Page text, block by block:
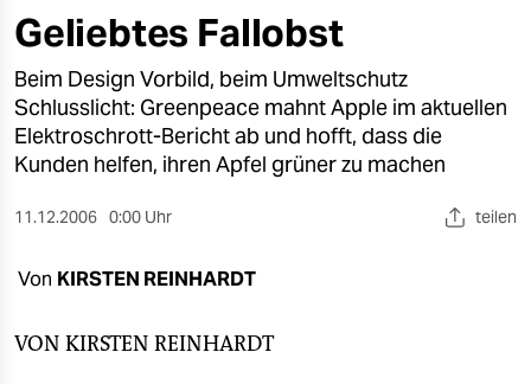
öko
gesellschaft
kultur
sport
berlin
nord
wahrheit
Geliebtes Fallobst
Beim Design Vorbild, beim Umweltschutz
Schlusslicht: Greenpeace mahnt Apple im aktuellen
Elektroschrott-Bericht ab und hofft, dass die
Kunden helfen, ihren Apfel grüner zu machen
11.12.2006 0:00 Uhr teilen
Von KIRSTEN REINHARDT
VON KIRSTEN REINHARDT